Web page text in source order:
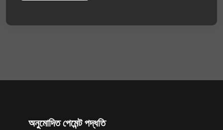
অনুমোদিত পেমেন্ট পদ্ধতি